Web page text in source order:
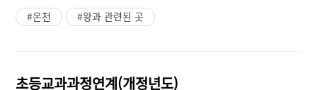
#온천 #왕과 관련된 곳
초등교과과정연계(개정년도)